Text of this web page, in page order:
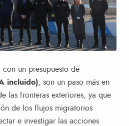
con un presupuesto de
incluido) , son un paso más en
las fronteras exteriores, ya que
de los flujos migratorios
e investigar las acciones